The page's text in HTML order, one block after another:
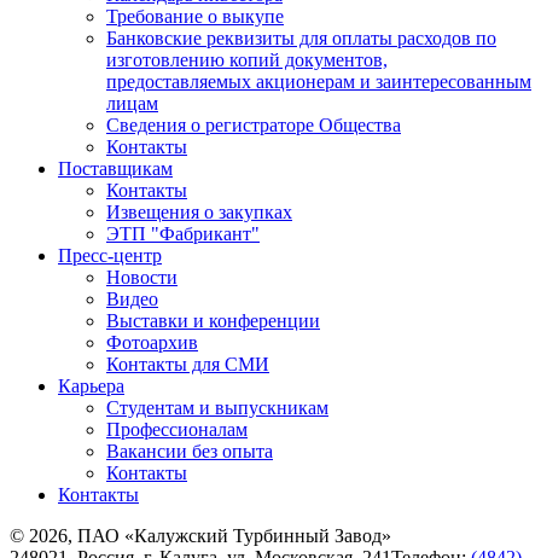
Требование о выкупе
Банковские реквизиты для оплаты расходов по
изготовлению копий документов,
предоставляемых акционерам и заинтересованным
лицам
Сведения о регистраторе Общества
Контакты
Поставщикам
Контакты
Извещения о закупках
ЭТП "Фабрикант"
Пресс-центр
Новости
Видео
Выставки и конференции
Фотоархив
Контакты для СМИ
Карьера
Студентам и выпускникам
Профессионалам
Вакансии без опыта
Контакты
Контакты
© 2026, ПАО «Калужский Турбинный Завод»